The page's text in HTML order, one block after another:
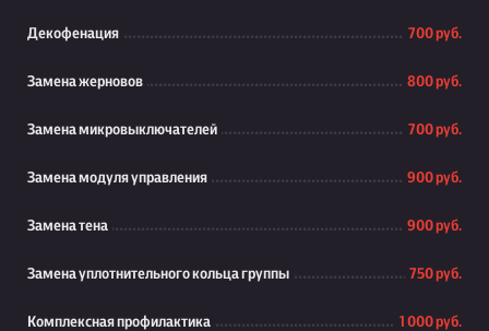
Декофенация 700 руб.
Замена жерновов 800 руб.
Замена микровыключателей 700 руб.
Замена модуля управления 900 руб.
Замена тена 900 руб.
Замена уплотнительного кольца группы 750 руб.
Комплексная профилактика 1 000 руб.